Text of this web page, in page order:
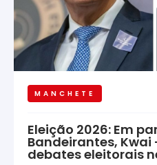
MANCHETE
Eleição 2026: Em
Bandeirantes, Kwai
debates eleitorais